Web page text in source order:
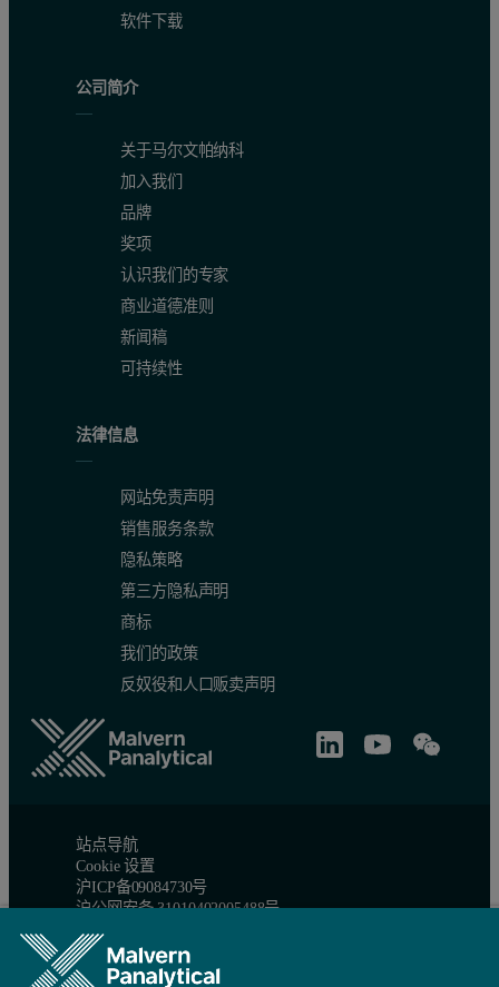
软件下载
公司简介
关于马尔文帕纳科
加入我们
品牌
奖项
认识我们的专家
商业道德准则
新闻稿
可持续性
法律信息
网站免责声明
销售服务条款
隐私策略
第三方隐私声明
商标
我们的政策
反奴役和人口贩卖声明
站点导航
Cookie 设置
沪ICP备09084730号
沪公网安备 31010402005488号
© 版权所有 2026 - Malvern Panalytical Ltd 是一家